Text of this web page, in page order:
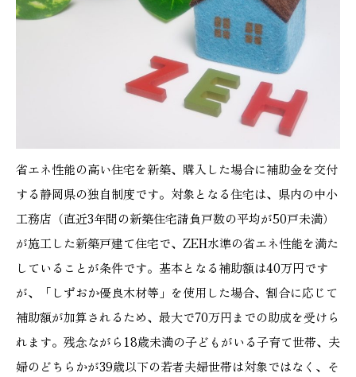
省エネ性能の高い住宅を新築、購入した場合に補助金を交付
する静岡県の独自制度です。対象となる住宅は、県内の中小
工務店（直近3年間の新築住宅請負戸数の平均が50戸未満）
が施工した新築戸建て住宅で、ZEH水準の省エネ性能を満た
していることが条件です。基本となる補助額は40万円です
が、「しずおか優良木材等」を使用した場合、割合に応じて
補助額が加算されるため、最大で70万円までの助成を受けら
れます。残念ながら18歳未満の子どもがいる子育て世帯、夫
婦のどちらかが39歳以下の若者夫婦世帯は対象ではなく、そ